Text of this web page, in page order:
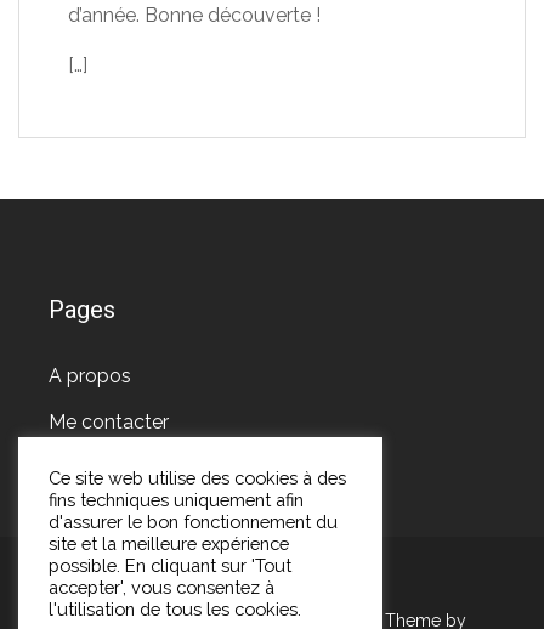
d’année. Bonne découverte !
[…]
Pages
A propos
Me contacter
Copyright Les pépites de Marie 2026 | Theme by
Ce site web utilise des cookies à des
fins techniques uniquement afin
d'assurer le bon fonctionnement du
site et la meilleure expérience
possible. En cliquant sur 'Tout
accepter', vous consentez à
l'utilisation de tous les cookies.